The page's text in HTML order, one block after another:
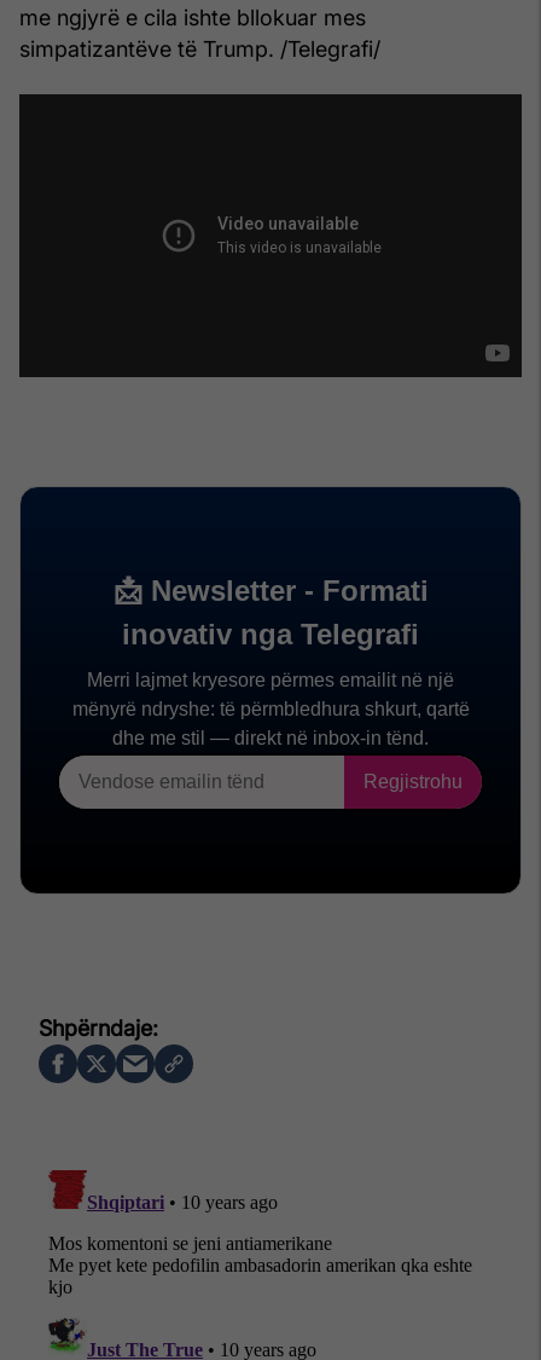
me ngjyrë e cila ishte bllokuar mes
simpatizantëve të Trump. /Telegrafi/